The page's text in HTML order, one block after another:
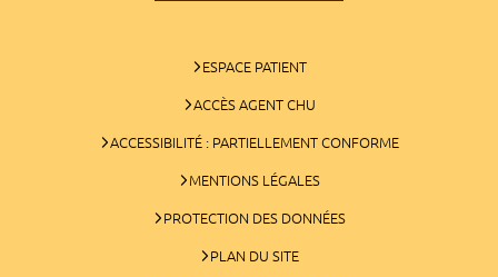
ESPACE PATIENT
ACCÈS AGENT CHU
ACCESSIBILITÉ : PARTIELLEMENT CONFORME
MENTIONS LÉGALES
PROTECTION DES DONNÉES
PLAN DU SITE